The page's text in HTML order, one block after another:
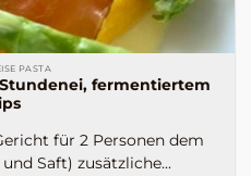
PASTA
fermentiertem
für 2 Personen dem
Saft) zusätzliche...